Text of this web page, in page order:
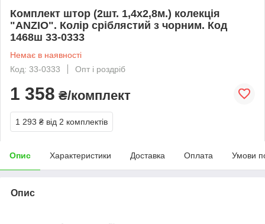
Комплект штор (2шт. 1,4х2,8м.) колекція
"ANZIO". Колір сріблястий з чорним. Код
1468ш 33-0333
Немає в наявності
Код: 33-0333
Опт і роздріб
1 358 ₴/комплект
1 293 ₴ від 2 комплектів
Опис Характеристики Доставка Оплата Умови
Опис